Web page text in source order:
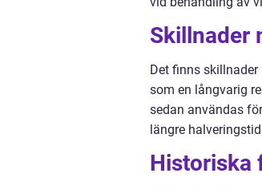
Skillnader
Det finns
som en långvarig
sedan användas
längre
Historiska